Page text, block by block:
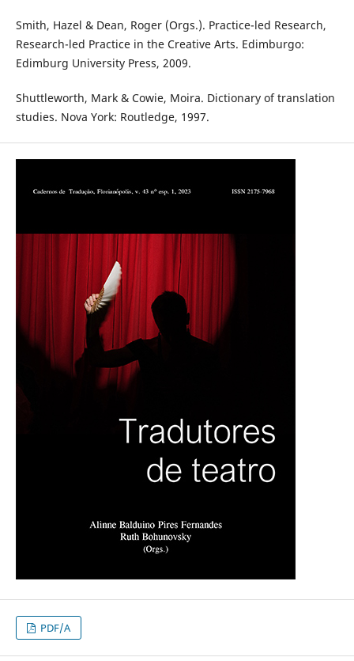
Smith, Hazel & Dean, Roger (Orgs.). Practice-led Research,
Research-led Practice in the Creative Arts. Edimburgo:
Edimburg University Press, 2009.
Shuttleworth, Mark & Cowie, Moira. Dictionary of translation
studies. Nova York: Routledge, 1997.
PDF/A